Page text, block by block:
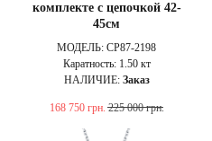
комплекте с цепочкой 42-
45см
МОДЕЛЬ: CP87-2198
Каратность: 1.50 кт
НАЛИЧИЕ: Заказ
168 750 грн. 225 000 грн.